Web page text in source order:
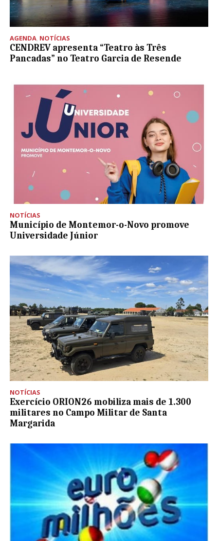
AGENDA NOTÍCIAS
CENDREV apresenta “Teatro às Três
Pancadas” no Teatro Garcia de Resende
NOTÍCIAS
Município de Montemor-o-Novo promove
Universidade Júnior
NOTÍCIAS
Exercício ORION26 mobiliza mais de 1.300
militares no Campo Militar de Santa
Margarida